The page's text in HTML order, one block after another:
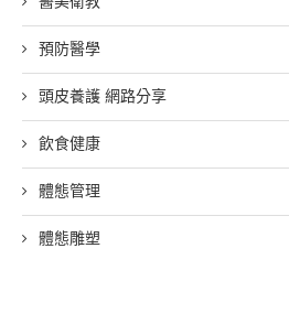
預防醫學
頭皮養護 網路分享
飲食健康
體態管理
體態雕塑